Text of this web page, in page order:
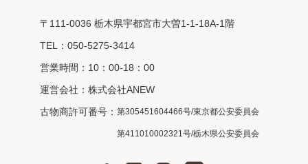
〒111-0036 栃木県宇都宮市大曽1-1-18A-1階
TEL：050-5275-3414
営業時間：10：00-18：00
運営会社：株式会社ANEW
古物商許可番号： 第305451604466号/東京都公安委員会
第411010002321号/栃木県公安委員会